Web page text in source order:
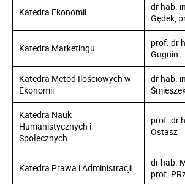
Katedra Ekonomii
dr hab.
Gędek,
Katedra Marketingu
prof. dr
Gugnin
Katedra Metod Ilościowych w
Ekonomii
dr hab.
Katedra Nauk
Humanistycznych i
Społecznych
prof. dr
Ostasz
Katedra Prawa i Administracji
dr hab.
prof.